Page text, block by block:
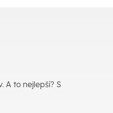
A to nejlepší? S